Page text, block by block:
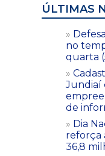
ÚLTIMAS
no
quarta
Jundiaí
de
Dia
reforça
36,8